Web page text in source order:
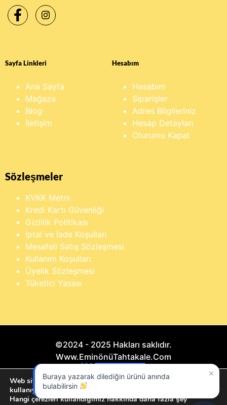
Sayfa Linkleri
Ana Sayfa
Mağaza
Blog
İletişim
Hesabım
Hesabım
Siparişler
Adres Bilgileriniz
Hesap Detayları
Oturumu Kapat
Sözleşmeler
KVKK Metni
Kredi Kartı Güvenliği
Gizlilik Politikası
İptal ve İade Koşulları
Mesafeli Satış Sözleşmesi
Kullanım Koşulları
Üyelik Sözleşmesi
Tüketici Yasası
©2024 - 2025 Hakları saklıdır.
Www.EminönüTahtakale.Com
Bu website "Sosyal Megapixel" projesidir.
×
Buraya yazarak dilediğin ürünü anında
bulabilirsin
Web sitemizde size en iyi deneyimi sunmak için çerezleri
kullanıyoruz.
Hangi çerezleri kullandığımız hakkında daha fazla şey